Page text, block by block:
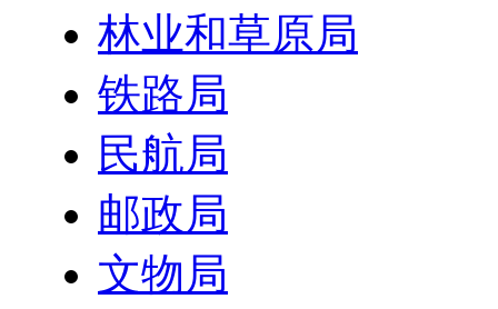
林业和草原局
铁路局
民航局
邮政局
文物局